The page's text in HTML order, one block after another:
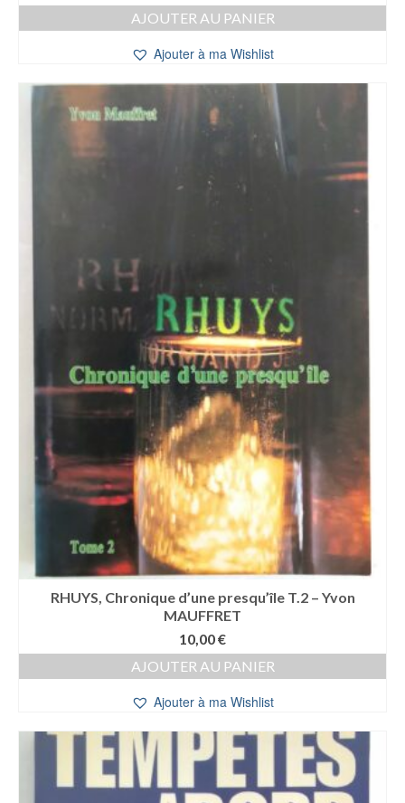
AJOUTER AU PANIER
Ajouter à ma Wishlist
RHUYS, Chronique d’une presqu’île T.2 – Yvon
MAUFFRET
10,00€
AJOUTER AU PANIER
Ajouter à ma Wishlist